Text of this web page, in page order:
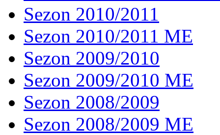
Sezon 2010/2011
Sezon 2010/2011 ME
Sezon 2009/2010
Sezon 2009/2010 ME
Sezon 2008/2009
Sezon 2008/2009 ME